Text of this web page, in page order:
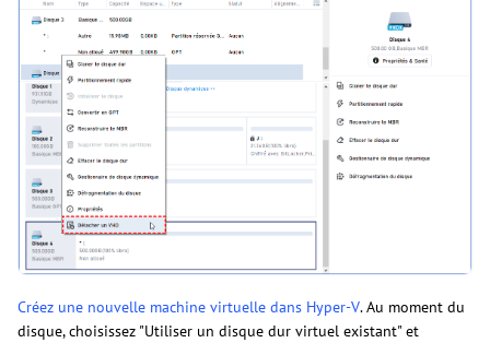
Créez une nouvelle machine virtuelle dans Hyper-V. Au moment du
disque, choisissez "Utiliser un disque dur virtuel existant" et